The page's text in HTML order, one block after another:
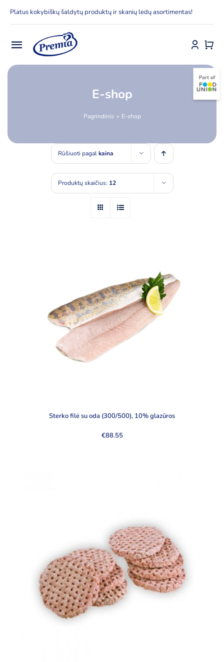
Platus kokybiškų šaldytų produktų ir skanių ledų asortimentas!
Toggle
Navigation
E-shop
Pagrindinis E-shop
Rūšiuoti pagalkaina
Produktų skaičius: 12
Sterko filė su oda (300/500), 10% glazūros
€88.55